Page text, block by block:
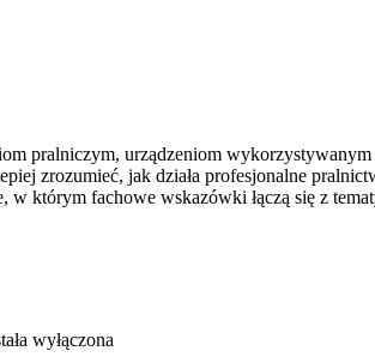
pralniczym, urządzeniom
zrozumieć, jak działa profesjonalne
w którym fachowe wskazówki łączą się z
wyłączona